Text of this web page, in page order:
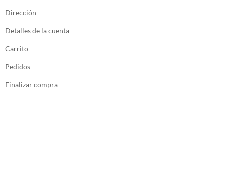
Dirección
Detalles de la cuenta
Carrito
Pedidos
Finalizar compra